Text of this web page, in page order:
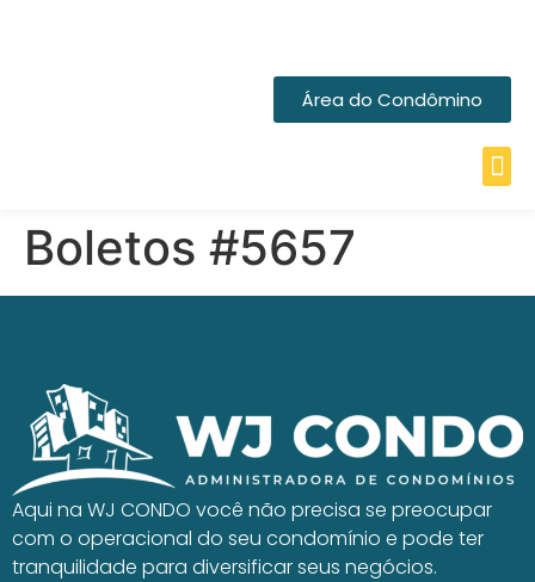
Área do Condômino
Boletos #5657
Aqui na WJ CONDO você não precisa se preocupar
com o operacional do seu condomínio e pode ter
tranquilidade para diversificar seus negócios.